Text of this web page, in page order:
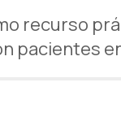
recurso
pacientes